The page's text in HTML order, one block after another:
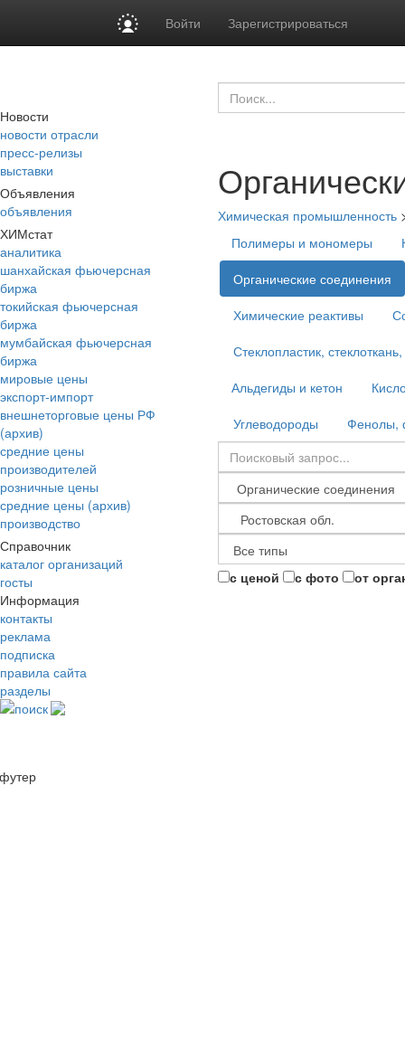
Войти Зарегистрироваться
Новости
новости отрасли
пресс-релизы
выставки
Объявления
объявления
ХИМстат
аналитика
шанхайская фьючерсная
биржа
токийская фьючерсная
биржа
мумбайская фьючерсная
биржа
мировые цены
экспорт-импорт
внешнеторговые цены РФ
(архив)
средние цены
производителей
розничные цены
средние цены (архив)
производство
Справочник
каталог организаций
госты
Информация
контакты
реклама
подписка
правила сайта
разделы
поиск
Химическая промышленность
Полимеры и мономеры
Органические соединения
Химические реактивы
Стеклопластик,
Альдегиды и кетон
Углеводороды
Фенолы,
с ценой с фото от
футер